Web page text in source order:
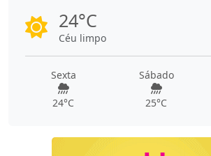
24°C
Céu limpo
Sexta
24°C
Sábado
25°C